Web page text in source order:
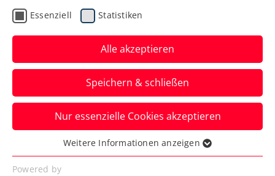
Alle Neune! Heimtriumph
für Neudörfl in der
Senioren-Bundesliga
Die Herren 35 aus dem Burgenland
setzen sich als Gastgeber auch in diesem
Jahr durch.
Verfasst von: Manuel Wachta, 27.09.2024
Essenziell Statistiken
Alle akzeptieren
Speichern & schließen
Nur essenzielle Cookies akzeptieren
Essenziell
Essenzielle Cookies werden für grundlegende
Weitere Informationen anzeigen
Powered by